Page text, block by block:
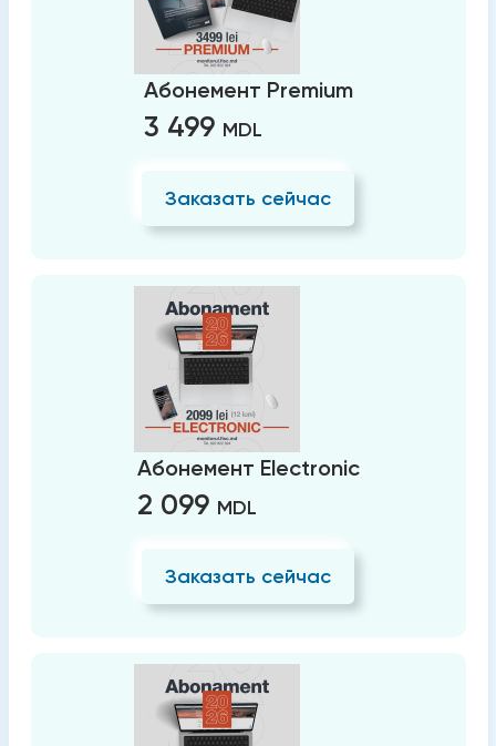
Абонемент Premium
3 499 MDL
Заказать сейчас
Абонемент Electronic
2 099 MDL
Заказать сейчас